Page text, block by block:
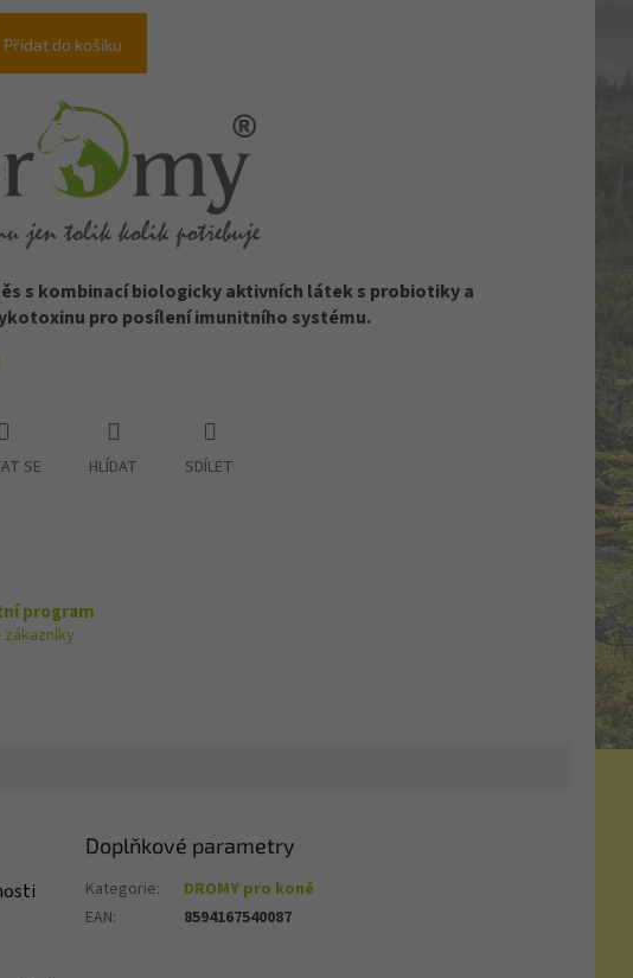
Přidat do košíku
s kombinací biologicky aktivních látek s probiotiky a
pro posílení imunitního systému.
SE HLÍDAT SDÍLET
program
Doplňkové parametry
Kategorie:
DROMY pro koně
EAN: 8594167540087